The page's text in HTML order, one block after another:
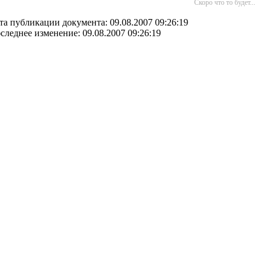
Скоро что то будет...
публикации документа: 09.08.2007 09:26:19
изменение: 09.08.2007 09:26:19